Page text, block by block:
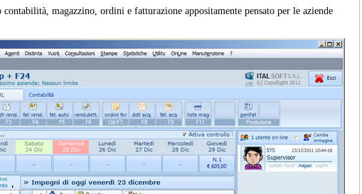
magazzino, ordini e fatturazione appositamente pensato per le aziende